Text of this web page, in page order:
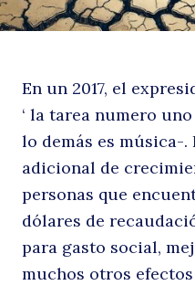
En un 2017, el
‘ la tarea numero
lo demás es música-.
adicional de
personas que
dólares de
para gasto social,
muchos otros